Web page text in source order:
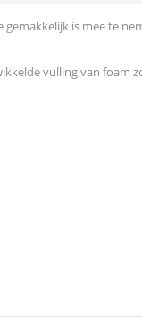
is mee te
vulling van foam